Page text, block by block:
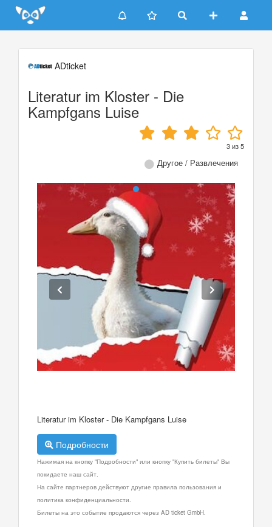
Update cookies preferences
ADticket
Literatur im Kloster - Die
Kampfgans Luise
3из5
Другое / Развлечения
Literatur im Kloster - Die Kampfgans Luise
Подробности
Нажимая на кнопку "Подробности" или кнопку "Купить билеты" Вы
покидаете наш сайт.
На сайте партнеров действуют другие правила пользования и
политика конфиденциальности.
Билеты на это событие продаются через AD ticket GmbH.